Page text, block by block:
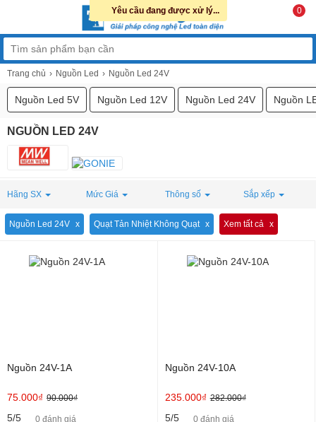
0
Trang chủ Nguồn Led Nguồn Led 24V
Nguồn Led 5V Nguồn Led 12V Nguồn Led 24V Nguồn
NGUỒN LED 24V
Hãng SX Mức Giá Thông số Sắp xếp
Nguồn Led 24V Quạt Tản Nhiệt Không Quạt Xem tất cả
Nguồn 24V-1A
75.000₫ 90.000₫
5/5 0 đánh giá
Nguồn 24V-10A
235.000₫ 282.000₫
5/5 0 đánh giá
Yêu cầu đang được xử lý...